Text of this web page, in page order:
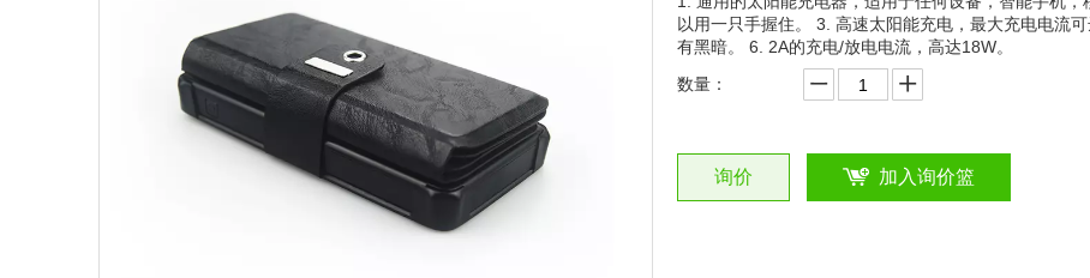
以用一只手握住。 3. 高速太阳能充电，最大充电电流
有黑暗。 6. 2A的充电/放电电流，高达18W。
数量：
询价 加入询价篮